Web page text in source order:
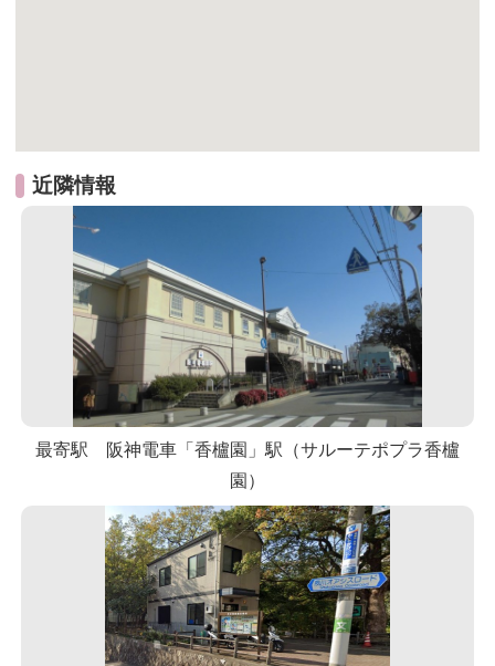
近隣情報
最寄駅 阪神電車「香櫨園」駅（サルーテポプラ香櫨
園）